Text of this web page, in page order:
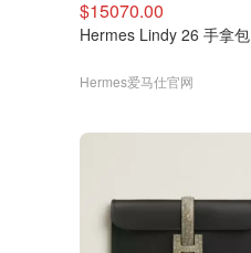
$15070.00
Hermes Lindy 26 手拿包
Hermes爱马仕官网